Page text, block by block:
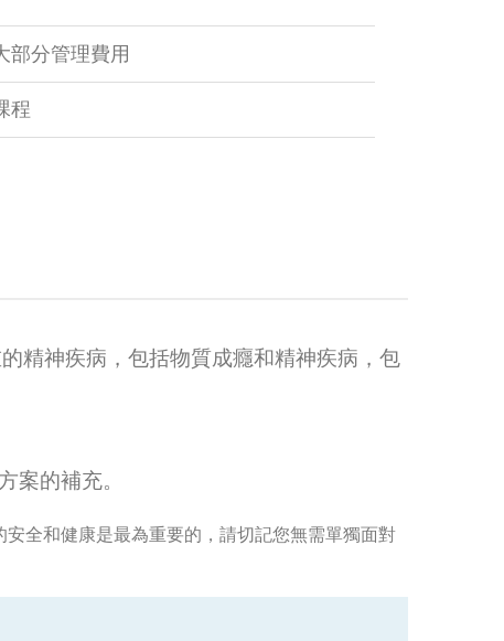
部分管理費用
程
精神疾病，包括物質成癮和精神疾病，包
案的補充。
全和健康是最為重要的，請切記您無需單獨面對